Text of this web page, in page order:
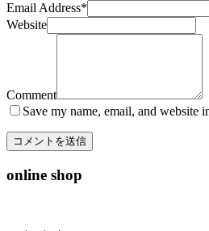
Email Address*
Website
Comment
Save my name, email, and website
online shop